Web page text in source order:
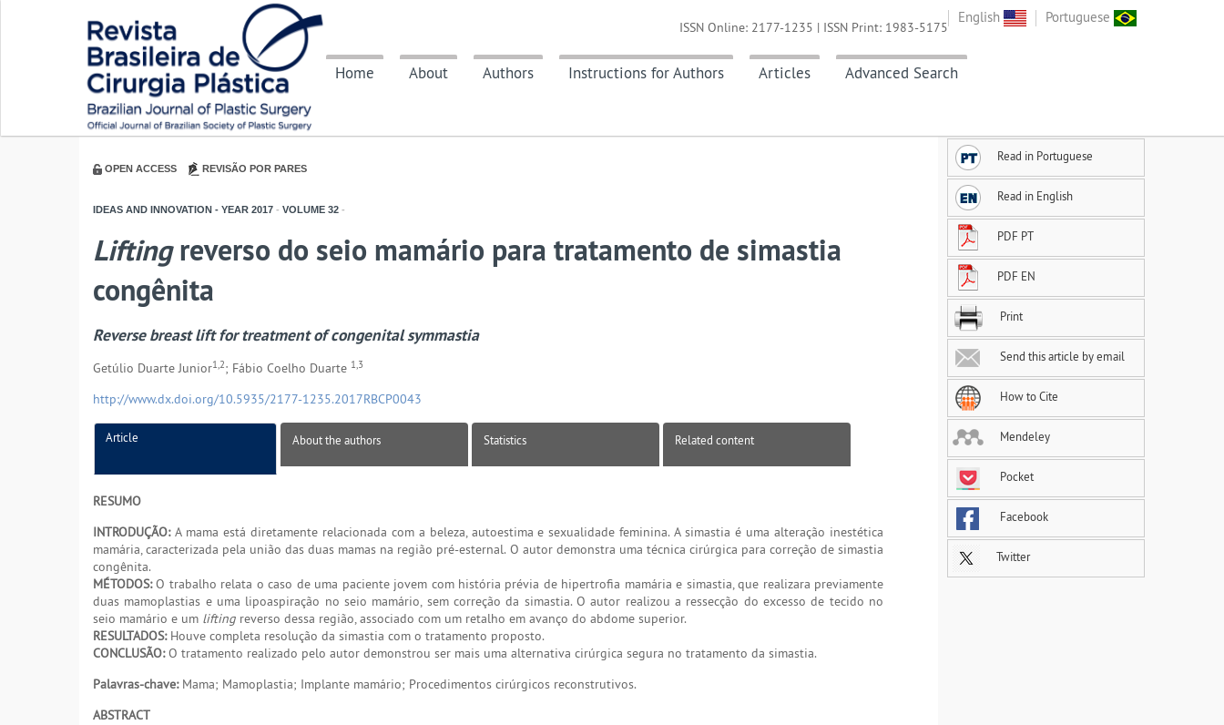
English Portuguese
Home About Authors Instructions for Authors Articles Advanced Search
ISSN Online: 2177-1235 | ISSN Print: 1983-5175
OPEN ACCESS REVISÃO POR PARES
IDEAS AND INNOVATION - YEAR 2017 - VOLUME 32 -
Liftingreverso do seio mamário para tratamento de simastia
congênita
Reverse breast lift for treatment of congenital symmastia
Getúlio Duarte Junior1,2; Fábio Coelho Duarte 1,3
http://www.dx.doi.org/10.5935/2177-1235.2017RBCP0043
Article About the authors Statistics Related content
RESUMO
INTRODUÇÃO:A mama está diretamente relacionada com a beleza, autoestima e sexualidade feminina. A simastia é uma alteração inestética
mamária, caracterizada pela união das duas mamas na região pré-esternal. O autor demonstra uma técnica cirúrgica para correção de simastia
congênita.
MÉTODOS:O trabalho relata o caso de uma paciente jovem com história prévia de hipertrofia mamária e simastia, que realizara previamente
duas mamoplastias e uma lipoaspiração no seio mamário, sem correção da simastia. O autor realizou a ressecção do excesso de tecido no
seio mamário e um lifting reverso dessa região, associado com um retalho em avanço do abdome superior.
RESULTADOS:Houve completa resolução da simastia com o tratamento proposto.
CONCLUSÃO:O tratamento realizado pelo autor demonstrou ser mais uma alternativa cirúrgica segura no tratamento da simastia.
Palavras-chave:Mama; Mamoplastia; Implante mamário; Procedimentos cirúrgicos reconstrutivos.
ABSTRACT
Read in Portuguese
Read in English
PDF PT
PDF EN
Print
Send this article by email
How to Cite
Mendeley
Pocket
Facebook
Twitter